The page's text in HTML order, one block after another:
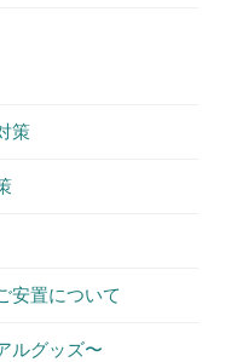
策
安置について
ルグッズ〜